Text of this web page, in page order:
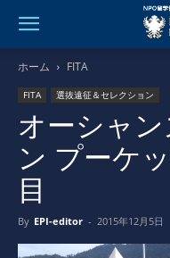
ホーム FITA
FITA 選抜遠征＆セレクション
オーシャ
ン プーケ
目
By EPI-editor - 2015年12月5日